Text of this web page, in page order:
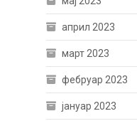
април 2023
март 2023
фебруар 2023
јануар 2023